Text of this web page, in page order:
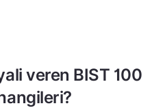
veren BIST 100